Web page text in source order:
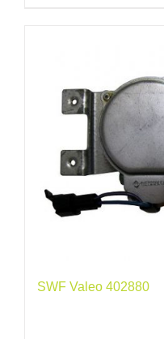
SWF Valeo 402880